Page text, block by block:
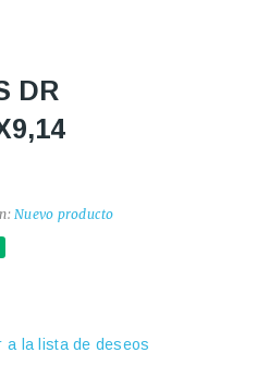
DR
Nuevo producto
a la lista de deseos